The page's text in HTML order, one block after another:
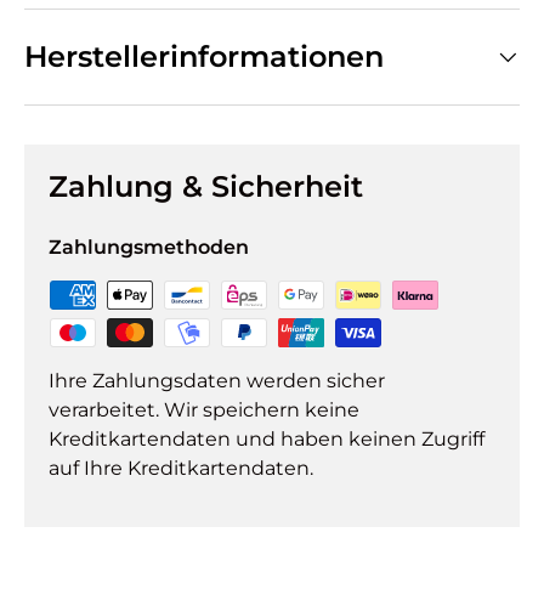
Herstellerinformationen
Zahlung & Sicherheit
Zahlungsmethoden
Ihre Zahlungsdaten werden sicher
verarbeitet. Wir speichern keine
Kreditkartendaten und haben keinen Zugriff
auf Ihre Kreditkartendaten.